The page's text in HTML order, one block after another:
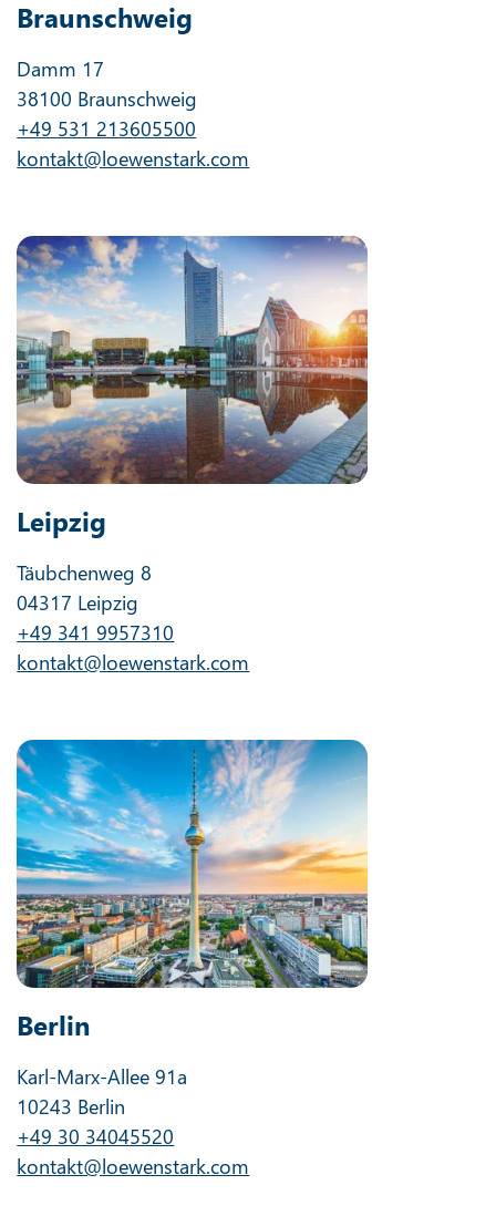
Braunschweig
Damm 17
38100 Braunschweig
+49 531 213605500
kontakt@loewenstark.com
Leipzig
Täubchenweg 8
04317 Leipzig
+49 341 9957310
kontakt@loewenstark.com
Berlin
Karl-Marx-Allee 91a
10243 Berlin
+49 30 34045520
kontakt@loewenstark.com